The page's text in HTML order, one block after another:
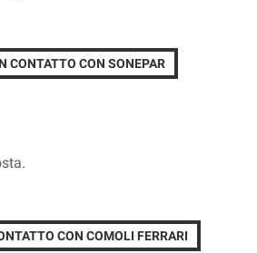
CONTATTO CON SONEPAR
CON COMOLI FERRARI